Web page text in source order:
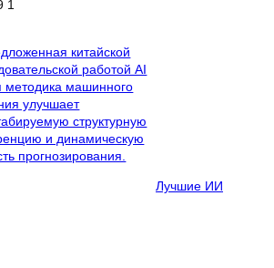
Лучшие ИИ